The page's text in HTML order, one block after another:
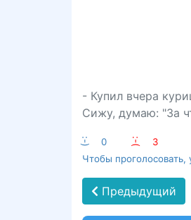
- Купил вчера
Сижу, думаю: "За
:-) 0 :-(
3
Чтобы проголосовать,
Предыдущий